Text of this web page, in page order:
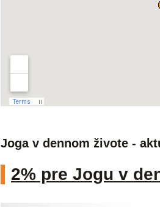
Joga v dennom živote -
2% pre Jogu v